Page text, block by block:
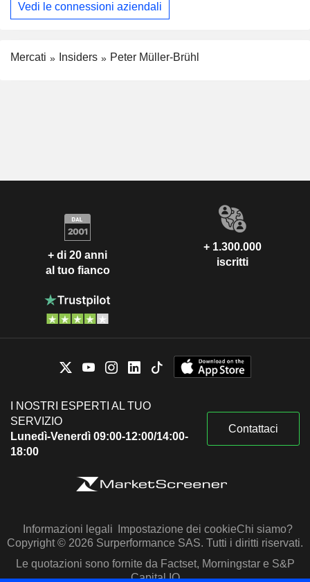
Vedi le connessioni aziendali
Mercati Insiders Peter Müller-Brühl
+ di 20 anni
al tuo fianco
+ 1.300.000
iscritti
I NOSTRI ESPERTI AL TUO
SERVIZIO
Lunedì-Venerdì 09:00-12:00/14:00-
18:00
Contattaci
Informazioni legali Impostazione dei cookieChi siamo?
Copyright © 2026 Surperformance SAS. Tutti i diritti riservati.
Le quotazioni sono fornite da Factset, Morningstar e S&P
Capital IQ